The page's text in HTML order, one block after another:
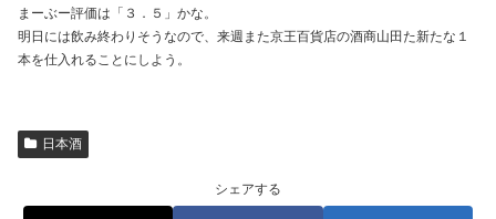
まーぶー評価は「３．５」かな。
明日には飲み終わりそうなので、来週また京王百貨店の酒商山田た新たな１
本を仕入れることにしよう。
日本酒
シェアする